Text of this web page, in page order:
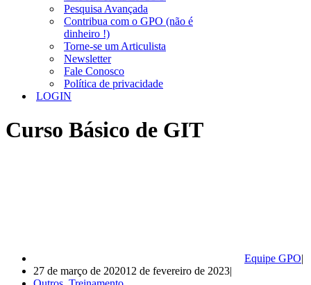
Pesquisa Avançada
Contribua com o GPO (não é
dinheiro !)
Torne-se um Articulista
Newsletter
Fale Conosco
Política de privacidade
LOGIN
Curso Básico de GIT
Equipe GPO
27 de março de 202012 de fevereiro de 2023